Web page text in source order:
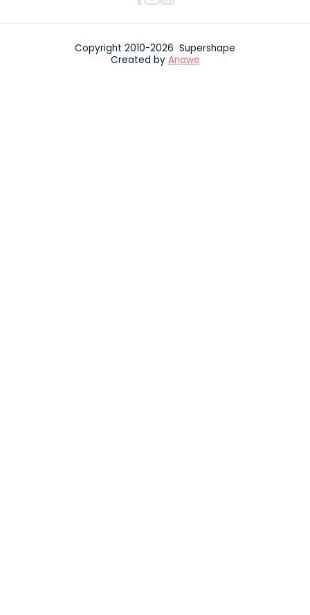
Copyright 2010-2026 Supershape
Created by Anawe